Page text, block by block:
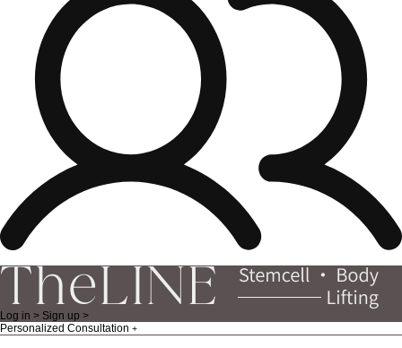
Log in > Sign up >
Personalized Consultation